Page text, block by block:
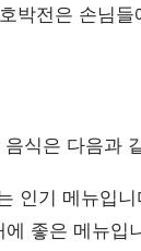
박전은 손님
식은 다음과
인기 메뉴입니
좋은 메뉴입